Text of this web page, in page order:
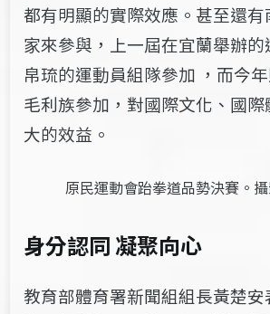
都有明顯的實際效應。甚至還
家來參與，上一屆在宜蘭舉辦的
帛琉的運動員組隊參加 ，而今
毛利族參加，對國際文化、國
大的效益。
原民運動會跆拳道品勢決賽。
身分認同 凝聚向心
教育部體育署新聞組組長黃楚